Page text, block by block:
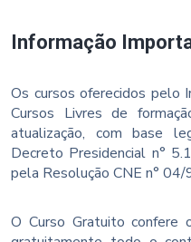
Informação
Os cursos oferecidos pelo
Cursos Livres de
atualização, com base
Decreto Presidencial n°
pela Resolução CNE n° 04/
O Curso Gratuito confere